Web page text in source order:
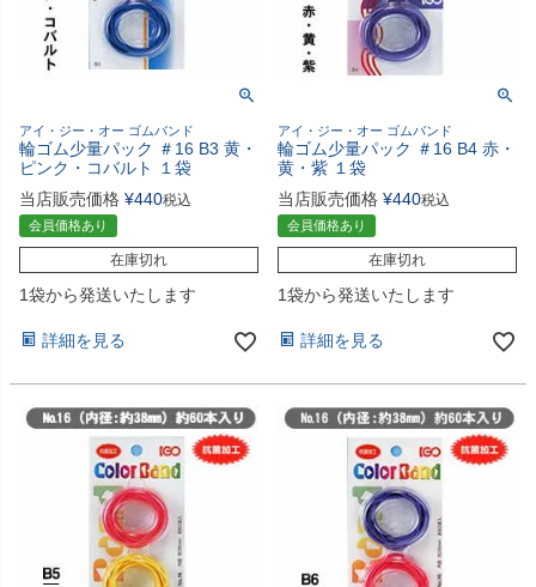
アイ・ジー・オー ゴムバンド
輪ゴム少量パック ＃16 B3 黄・
ピンク・コバルト １袋
当店販売価格 ¥440税込
会員価格あり
在庫切れ
1袋から発送いたします
詳細を見る
アイ・ジー・オー ゴムバンド
輪ゴム少量パック ＃16 B4 赤・
黄・紫 １袋
当店販売価格 ¥440税込
会員価格あり
在庫切れ
1袋から発送いたします
詳細を見る